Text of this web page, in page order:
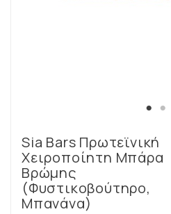
Sia Bars Πρωτεϊνική
Χειροποίητη Μπάρα
Βρώμης
(φυστικοβούτηρο,
Μπανάνα)